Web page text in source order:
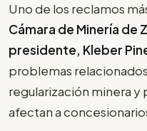
Uno de los reclamos
Cámara de Minería de
presidente, Kleber
problemas
regularización minera
afectan a